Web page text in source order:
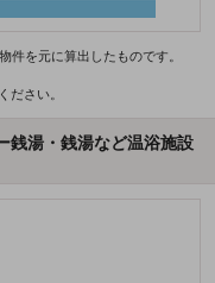
件を元に算出したものです。
ださい。
銭湯・銭湯など温浴施設